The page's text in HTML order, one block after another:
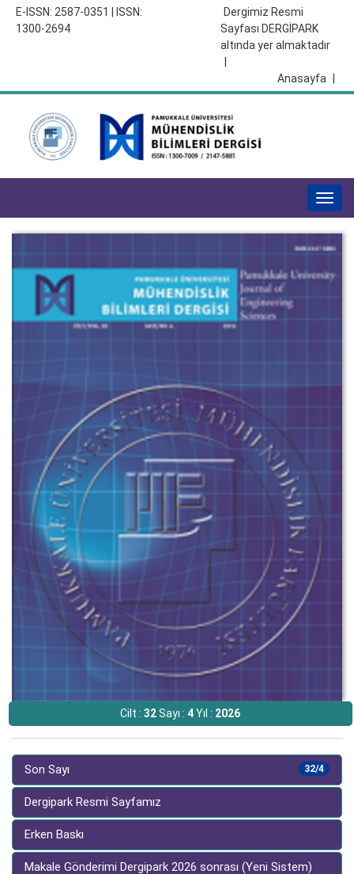
E-ISSN: 2587-0351 | ISSN:
1300-2694
Dergimiz Resmi
Sayfası DERGİPARK
altında yer almaktadır
Anasayfa
Cilt :32Sayı :4Yıl : 2026
32/4
Son Sayı
Dergipark Resmi Sayfamız
Erken Baskı
Makale Gönderimi Dergipark 2026 sonrası (Yeni Sistem)